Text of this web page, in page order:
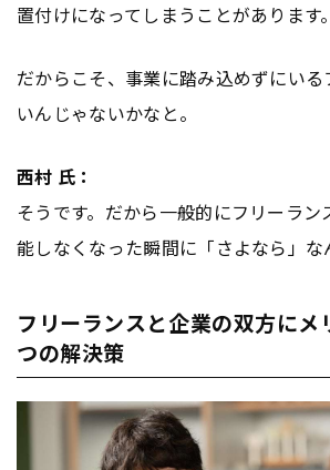
置付けになってしまうことがあります。
だからこそ、事業に踏み込めずにい
いんじゃないかなと。
西村 氏：
そうです。だから一般的にフリーラ
能しなくなった瞬間に「さよなら」
フリーランスと企業の双方にメ
つの解決策